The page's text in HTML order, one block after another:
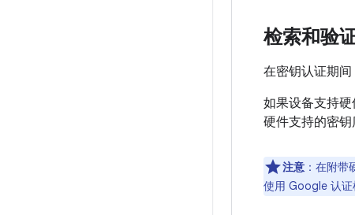
检索和验
在密钥认证期
如果设备支持
硬件支持的密钥
注意 ：在附
使用 Google 认证